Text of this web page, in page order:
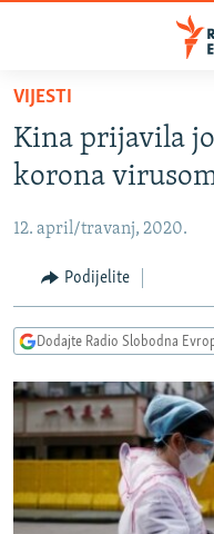
Pređite
glavni
sadržaj
na
navigaciju
Pređite
na
BOSNA I HERCEGOVINA
KOSOVO
CRNA GORA
VIDEO
FOTOGALERIJE
INFOGRAFIKE
PODCASTI
RAT U UKRAJINI
KINA NA BALKANU
RSE PRIČE IZ SVIJETA
ISPRIČAJ MI
VIJESTI
Kina prijavila
korona
12. april/travanj, 2020.
Podijelite
Dodajte Radio Slobodna